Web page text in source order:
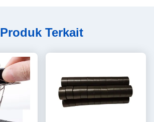
Produk Terkait